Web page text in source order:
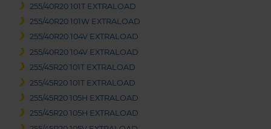
255/40R20 101T EXTRALOAD
255/40R20 101W EXTRALOAD
255/40R20 104V EXTRALOAD
255/40R20 104V EXTRALOAD
255/45R20 101T EXTRALOAD
255/45R20 101T EXTRALOAD
255/45R20 105H EXTRALOAD
255/45R20 105H EXTRALOAD